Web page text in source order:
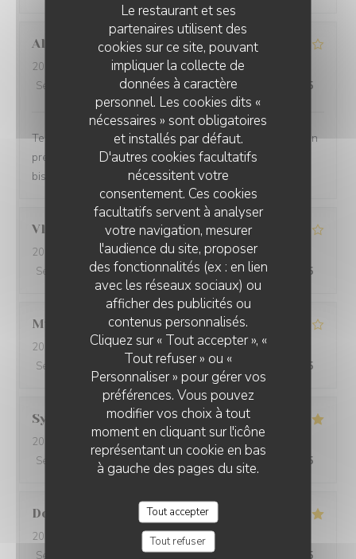
Le restaurant et ses
partenaires utilisent des
cookies sur ce site, pouvant
impliquer la collecte de
données à caractère
personnel. Les cookies dits «
nécessaires » sont obligatoires
et installés par défaut.
D'autres cookies facultatifs
nécessitent votre
consentement. Ces cookies
facultatifs servent à analyser
votre navigation, mesurer
l'audience du site, proposer
des fonctionnalités (ex : en lien
avec les réseaux sociaux) ou
afficher des publicités ou
contenus personnalisés.
Cliquez sur « Tout accepter », «
Tout refuser » ou «
Personnaliser » pour gérer vos
préférences. Vous pouvez
modifier vos choix à tout
moment en cliquant sur l'icône
représentant un cookie en bas
à gauche des pages du site.
Tout accepter
Tout refuser
Aline
2026-08-07
- 19:00 - Couverts 4
Service
Ambiance:5/5 Cuisine: 5/5 Qualité / Prix /5
Terrasse agréable, les plats étaient délicieux et très bien
présentés. Un peu coûteux mais le prix d'un bonne
bistronomie.
Vladimir
2026-08-01
- 19:15 - Couverts 2
Service
/5 Ambiance: 4/5 Cuisine :4/5 Qualité / Prix /5
Myriam
2026-08-07 - 12:30 - Couverts 2
Service
Ambiance: 4 /5 Cuisine 5/5 Qualité / Prix /5
Sylvianne R
2026-08-05
- 12:15 - Couverts 2
Service
Ambiance /5 /5 Qualité / Prix /5
Dominique
2026-08-04
- 19:30 - Couverts 2
Service
Ambiance:4/5 Cuisine:4 /5
LA GRANDE MAISON